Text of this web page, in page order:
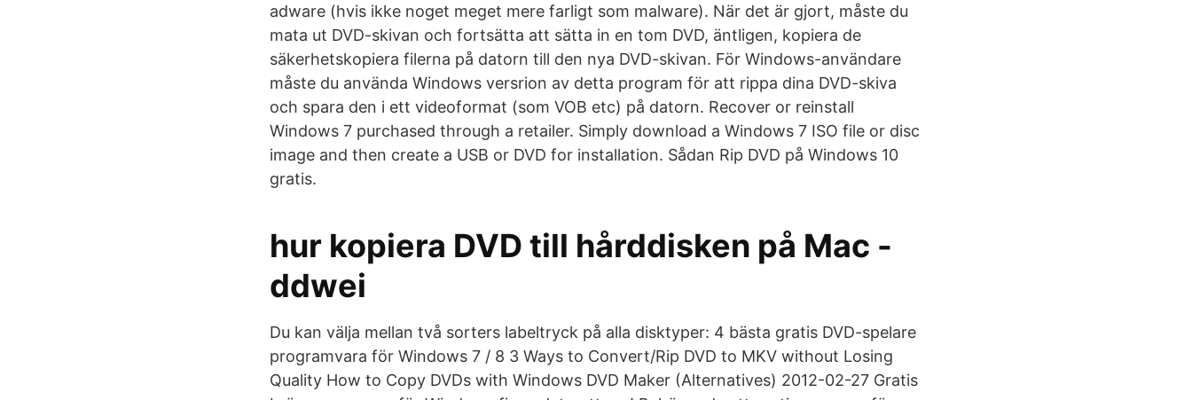
adware (hvis ikke noget meget mere farligt som malware). När det är gjort, måste du
mata ut DVD-skivan och fortsätta att sätta in en tom DVD, äntligen, kopiera de
säkerhetskopiera filerna på datorn till den nya DVD-skivan. För Windows-användare
måste du använda Windows versrion av detta program för att rippa dina DVD-skiva
och spara den i ett videoformat (som VOB etc) på datorn. Recover or reinstall
Windows 7 purchased through a retailer. Simply download a Windows 7 ISO file or disc
image and then create a USB or DVD for installation. Sådan Rip DVD på Windows 10
gratis.
hur kopiera DVD till hårddisken på Mac -
ddwei
Du kan välja mellan två sorters labeltryck på alla disktyper: 4 bästa gratis DVD-spelare
programvara för Windows 7 / 8 3 Ways to Convert/Rip DVD to MKV without Losing
Quality How to Copy DVDs with Windows DVD Maker (Alternatives) 2012-02-27 Gratis